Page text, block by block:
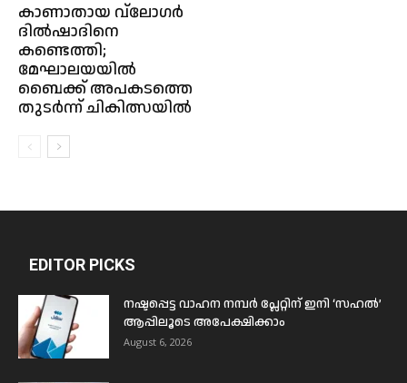
കാണാതായ വ്ലോഗർ
ദിൽഷാദിനെ
കണ്ടെത്തി;
മേഘാലയയിൽ
ബൈക്ക് അപകടത്തെ
തുടർന്ന് ചികിത്സയിൽ
EDITOR PICKS
നഷ്ടപ്പെട്ട വാഹന നമ്പർ പ്ലേറ്റിന് ഇനി ‘സഹൽ’
ആപ്പിലൂടെ അപേക്ഷിക്കാം
August 6, 2026